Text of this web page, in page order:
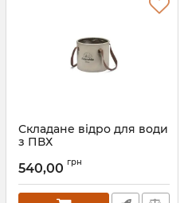
Складане відро для води
з ПВХ
світло-коричневий
Артикул:7_64293
540,00 грн